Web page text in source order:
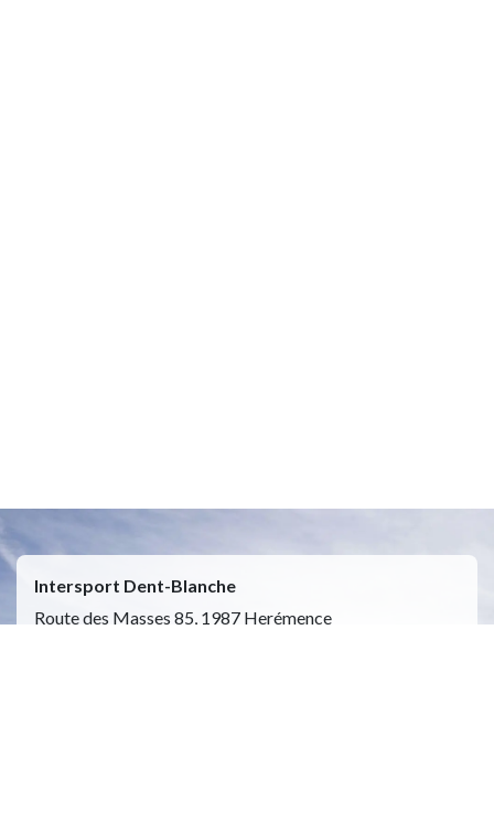
Intersport Dent-Blanche
Route des Masses 85, 1987 Herémence